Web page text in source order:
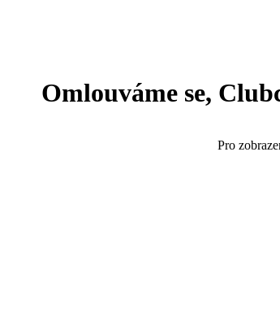
Omlouváme se,
Pro